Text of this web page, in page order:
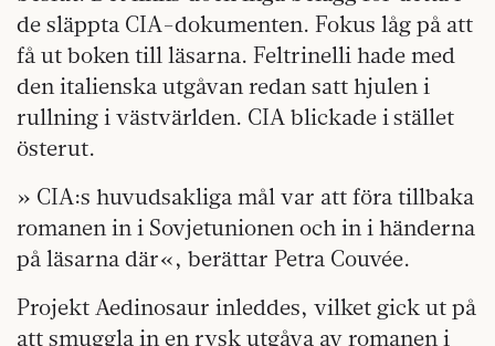
de släppta CIA-dokumenten. Fokus låg på att
få ut boken till läsarna. Feltrinelli hade med
den italienska utgåvan redan satt hjulen i
rullning i västvärlden. CIA blickade i stället
österut.
» CIA:s huvudsakliga mål var att föra tillbaka
romanen in i Sovjetunionen och in i händerna
på läsarna där«, berättar Petra Couvée.
Projekt Aedinosaur inleddes, vilket gick ut på
att smuggla in en rysk utgåva av romanen i